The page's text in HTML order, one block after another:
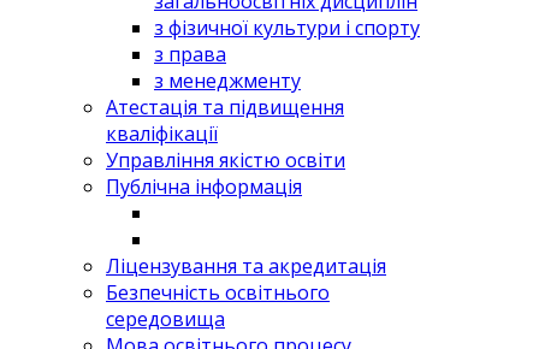
з фізичної культури і спорту
з права
з менеджменту
Атестація та підвищення
кваліфікації
Управління якістю освіти
Публічна інформація
Ліцензування та акредитація
Безпечність освітнього
середовища